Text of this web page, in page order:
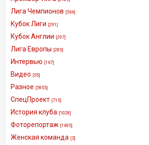
Лига Чемпионов [566]
Кубок Лиги [291]
Кубок Англии [297]
Лига Европы [285]
Интервью [167]
Видео [55]
Разное [5955]
СпецПроект [715]
История клуба [1028]
Фоторепортаж [1695]
Женская команда [3]